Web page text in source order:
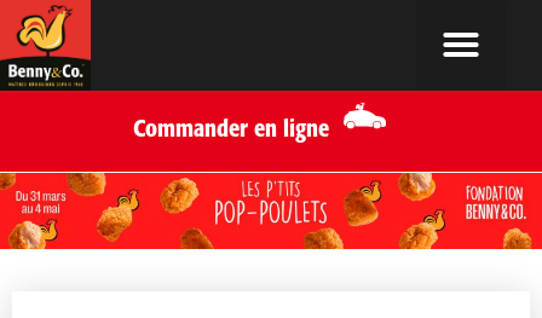
Commander en ligne